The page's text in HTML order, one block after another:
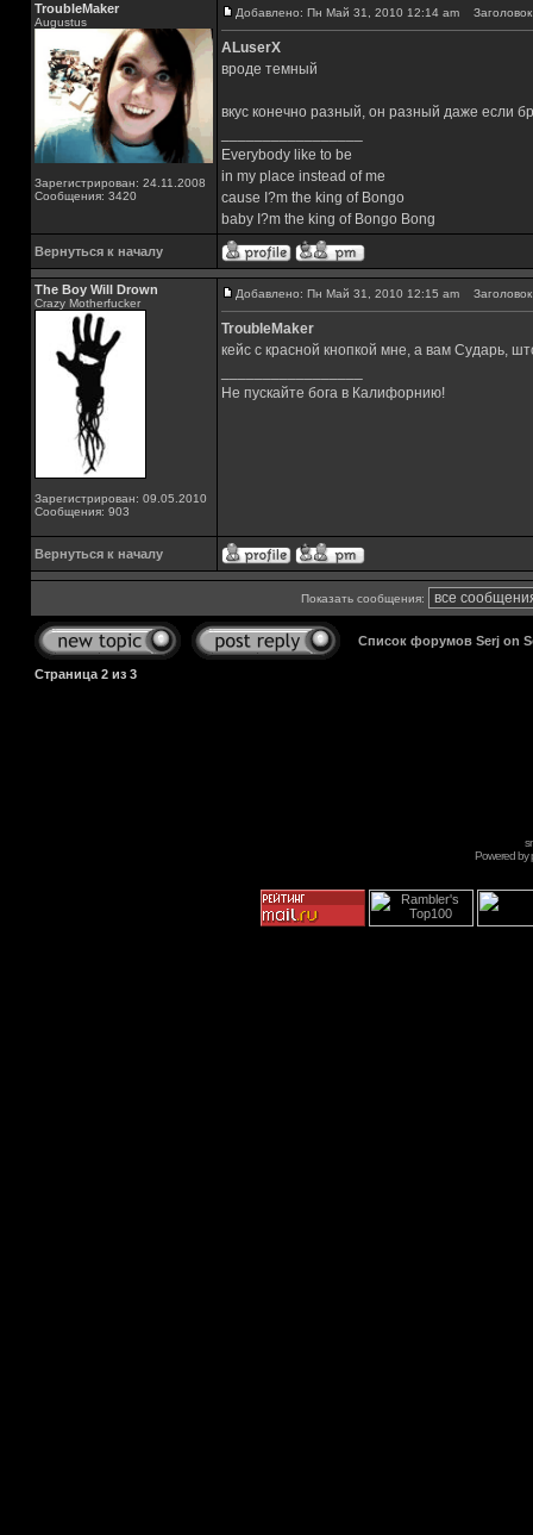
TroubleMaker
Augustus
Зарегистрирован: 24.11.2008
Сообщения: 3420
Добавлено: Пн Май 31, 2010 12:14 am
ALuserX
вроде темный
вкус конечно разный, он разный даже если
Everybody like to be
in my place instead of me
cause I?m the king of Bongo
baby I?m the king of Bongo Bong
Вернуться к началу
The Boy Will Drown
Crazy Motherfucker
Зарегистрирован: 09.05.2010
Сообщения: 903
Добавлено: Пн Май 31, 2010 12:15 am
TroubleMaker
кейс с красной кнопкой мне, а вам Сударь,
Не пускайте бога в Калифорнию!
Вернуться к началу
Показать сообщения:
Список форумов Serj on
Страница 2 из 3
Powered by